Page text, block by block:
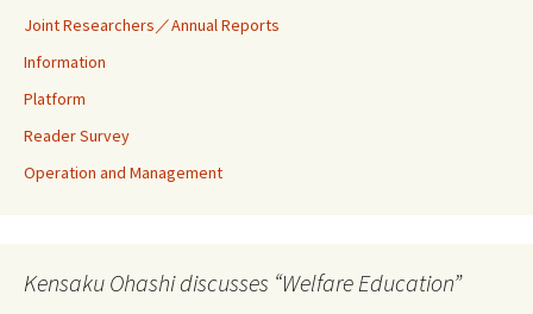
Joint Researchers／Annual Reports
Information
Platform
Reader Survey
Operation and Management
Kensaku Ohashi discusses “Welfare Education”